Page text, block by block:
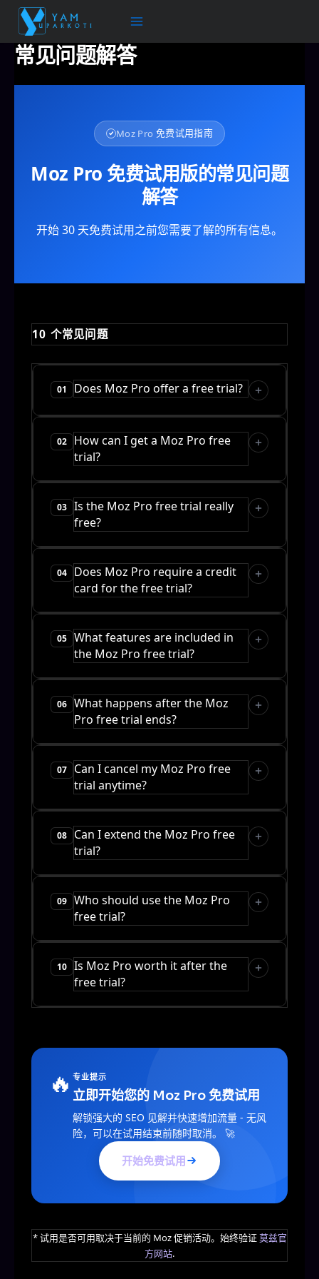
内 常见问题解答
Moz Pro 免费试用指南
Moz Pro 免费试用版的常见问题
解答
开始 30 天免费试用之前您需要了解的所有信息。
10 个常见问题
01 Does Moz Pro offer a free trial?
02
How can I get a Moz Pro free
trial?
03 Is the Moz Pro free trial really
free?
04
Does Moz Pro require a credit
card for the free trial?
05 What features are included in
the Moz Pro free trial?
06 What happens after the Moz
Pro free trial ends?
07
Can I cancel my Moz Pro free
trial anytime?
08
Can I extend the Moz Pro free
trial?
09 Who should use the Moz Pro
free trial?
10 Is Moz Pro worth it after the
free trial?
🔥 专业提示
立即开始您的 Moz Pro 免费试用
解锁强大的 SEO 见解并快速增加流量 - 无风
险，可以在试用结束前随时取消。 🚀
开始免费试用
* 试用是否可用取决于当前的 Moz 促销活动。始终验证莫兹官
方网站.